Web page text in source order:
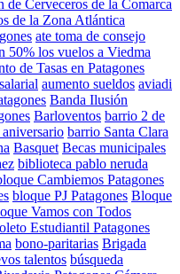
de Cerveceros de la Comarca
de la Zona Atlántica
ate toma de consejo
50% los vuelos a Viedma
de Tasas en Patagones
aumento sueldos aviadi
Banda Ilusión
Barloventos barrio 2 de
barrio Santa Clara
Basquet Becas municipales
biblioteca pablo neruda
Cambiemos Patagones
bloque PJ Patagones Bloque
Vamos con Todos
Estudiantil Patagones
bono-paritarias Brigada
talentos búsqueda